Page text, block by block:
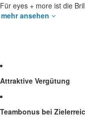
Für eyes + more ist die
mehr ansehen
Attraktive Vergütung
Teambonus bei